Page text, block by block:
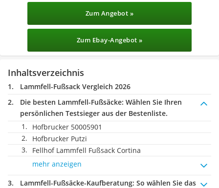
Zum Angebot »
Zum Ebay-Angebot »
Inhaltsverzeichnis
Lammfell-Fußsack Vergleich 2026
Die besten Lammfell-Fußsäcke: Wählen Sie Ihren
persönlichen Testsieger aus der Bestenliste.
Hofbrucker 50005901
Hofbrucker Putzi
Fellhof Lammfell Fußsack Cortina
mehr anzeigen
Lammfell-Fußsäcke-Kaufberatung: So wählen Sie das